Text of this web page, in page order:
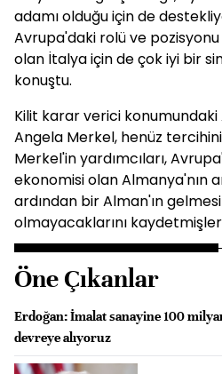
adamı olduğu için de
Avrupa'daki rolü ve
olan İtalya için de çok iyi bir
konuştu.
Kilit karar verici konumundaki
Angela Merkel, henüz
Merkel'in yardımcıları,
ekonomisi olan Almanya'nın
ardından bir Alman'ın
olmayacaklarını
Öne Çıkanlar
Erdoğan: İmalat sanayine 100
devreye alıyoruz